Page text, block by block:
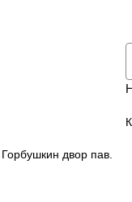
двор пав.